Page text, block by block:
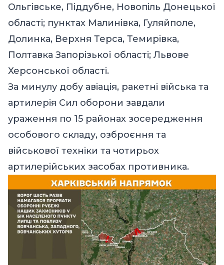
Ольгівське, Піддубне, Новопіль Донецької
області; пунктах Малинівка, Гуляйполе,
Долинка, Верхня Терса, Темирівка,
Полтавка Запорізької області; Львове
Херсонської області.
За минулу добу авіація, ракетні війська та
артилерія Сил оборони завдали
ураження по 15 районах зосередження
особового складу, озброєння та
військової техніки та чотирьох
артилерійських засобах противника.